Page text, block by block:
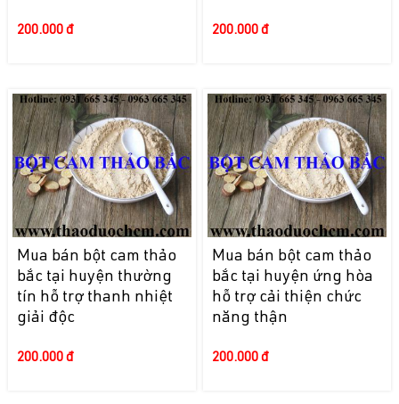
200.000 đ 200.000 đ
Mua bán bột cam thảo
bắc tại huyện thường
tín hỗ trợ thanh nhiệt
giải độc
200.000 đ
Mua bán bột cam thảo
bắc tại huyện ứng hòa
hỗ trợ cải thiện chức
năng thận
200.000 đ